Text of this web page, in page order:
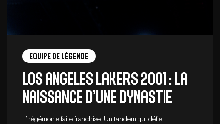
Equipe de légende
Los Angeles Lakers 2001 : La
naissance d’une dynastie
L’hégémonie faite franchise. Un tandem qui défie